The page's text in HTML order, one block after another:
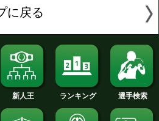
経過をみる
54.5kg契約4回戦
菊池 響(KG大和)